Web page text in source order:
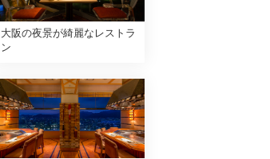
大阪の夜景が綺麗なレストラ
ン